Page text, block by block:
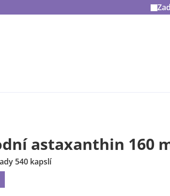
astaxanthin 160
540 kapslí